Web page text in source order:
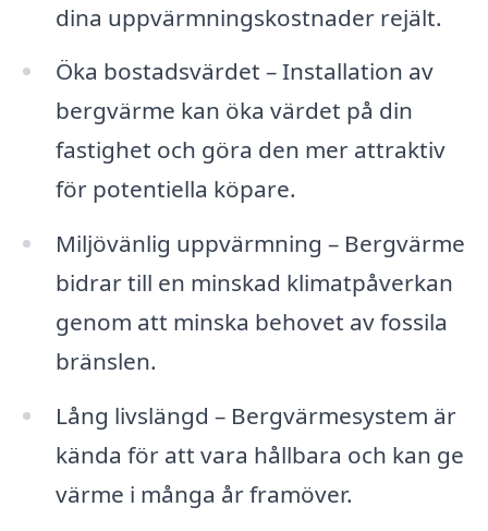
dina uppvärmningskostnader rejält.
Öka bostadsvärdet – Installation av
bergvärme kan öka värdet på din
fastighet och göra den mer attraktiv
för potentiella köpare.
Miljövänlig uppvärmning – Bergvärme
bidrar till en minskad klimatpåverkan
genom att minska behovet av fossila
bränslen.
Lång livslängd – Bergvärmesystem är
kända för att vara hållbara och kan ge
värme i många år framöver.